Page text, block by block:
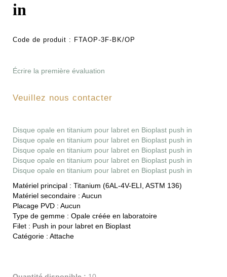
in
Code de produit : FTAOP-3F-BK/OP
Écrire la première évaluation
Veuillez nous contacter
Disque opale en titanium pour labret en Bioplast push in
Disque opale en titanium pour labret en Bioplast push in
Disque opale en titanium pour labret en Bioplast push in
Disque opale en titanium pour labret en Bioplast push in
Disque opale en titanium pour labret en Bioplast push in
Matériel principal : Titanium (6AL-4V-ELI, ASTM 136)
Matériel secondaire : Aucun
Placage PVD : Aucun
Type de gemme : Opale créée en laboratoire
Filet : Push in pour labret en Bioplast
Catégorie : Attache